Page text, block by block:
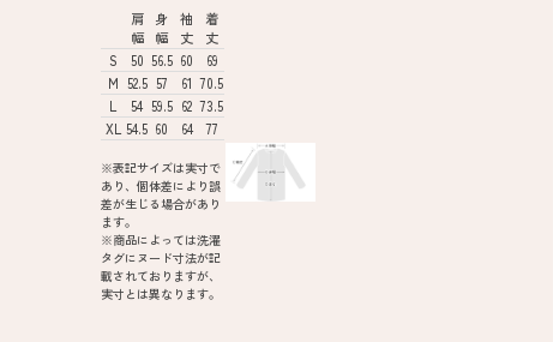
肩
幅
身
幅
袖
丈
着
丈
S
50 56.5 60
69
M 52.5 57 61 70.5
L
54 59.5 62 73.5
XL 54.5 60 64 77
※表記サイズは実寸で
あり、個体差により誤
差が生じる場合があり
ます。
※商品によっては洗濯
タグにヌード寸法が記
載されておりますが、
実寸とは異なります。